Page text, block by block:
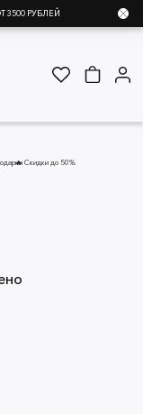
3500 РУБЛЕЙ
🔥 Скидки до 50%